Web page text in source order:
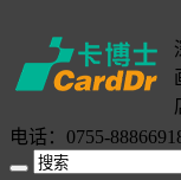
电话：0755-